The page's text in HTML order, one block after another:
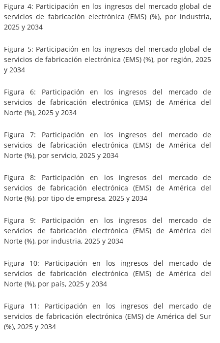
Figura 4: Participación en los ingresos del mercado global de
servicios de fabricación electrónica (EMS) (%), por industria,
2025 y 2034
Figura 5: Participación en los ingresos del mercado global de
servicios de fabricación electrónica (EMS) (%), por región, 2025
y 2034
Figura 6: Participación en los ingresos del mercado de
servicios de fabricación electrónica (EMS) de América del
Norte (%), 2025 y 2034
Figura 7: Participación en los ingresos del mercado de
servicios de fabricación electrónica (EMS) de América del
Norte (%), por servicio, 2025 y 2034
Figura 8: Participación en los ingresos del mercado de
servicios de fabricación electrónica (EMS) de América del
Norte (%), por tipo de empresa, 2025 y 2034
Figura 9: Participación en los ingresos del mercado de
servicios de fabricación electrónica (EMS) de América del
Norte (%), por industria, 2025 y 2034
Figura 10: Participación en los ingresos del mercado de
servicios de fabricación electrónica (EMS) de América del
Norte (%), por país, 2025 y 2034
Figura 11: Participación en los ingresos del mercado de
servicios de fabricación electrónica (EMS) de América del Sur
(%), 2025 y 2034